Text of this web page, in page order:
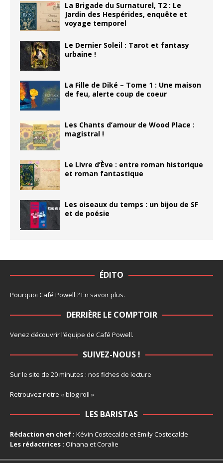
La Brigade du Surnaturel, T2 : Le
Jardin des Hespérides, enquête et
voyage temporel
Le Dernier Soleil : Tarot et fantasy
urbaine !
La Fille de Diké – Tome 1 : Une maison
de feu, alerte coup de coeur
Les Chants d’amour de Wood Place :
magistral !
Le Livre d’Ève : entre roman historique
et roman fantastique
Les oiseaux du temps : un bijou de SF
et de poésie
ÉDITO
Pourquoi Café Powell ?En savoir plus.
DERRIÈRE LE COMPTOIR
Venez découvrir l’équipe de Café Powell.
SUIVEZ-NOUS !
Sur le site de 20 minutes : nos fiches de lecture
Retrouvez notre « blog roll »
LES BARISTAS
Rédaction en chef : Kévin Costecalde et Emily Costecalde
Les rédactrices : Oihana et Coralie